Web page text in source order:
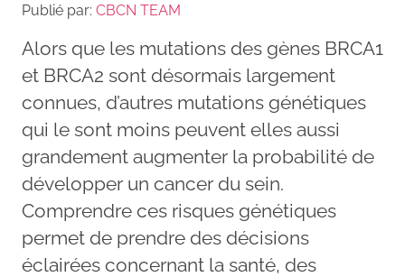
Publié par: CBCN TEAM
Alors que les mutations des gènes BRCA1
et BRCA2 sont désormais largement
connues, d’autres mutations génétiques
qui le sont moins peuvent elles aussi
grandement augmenter la probabilité de
développer un cancer du sein.
Comprendre ces risques génétiques
permet de prendre des décisions
éclairées concernant la santé, des